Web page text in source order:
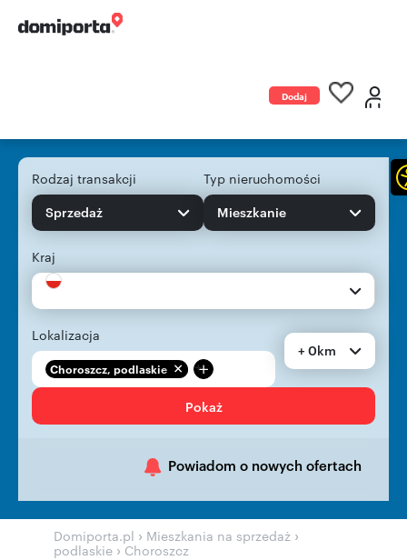
Dodaj
Rodzaj transakcji
Sprzedaż
Typ nieruchomości
Mieszkanie
Kraj
Lokalizacja
Choroszcz, podlaskie +
+ 0km
Pokaż
Powiadom o nowych ofertach
Domiporta.pl › Mieszkania na sprzedaż ›
podlaskie ›Choroszcz